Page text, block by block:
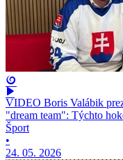
VIDEO Boris Valábik
"dream team": Týchto
Šport
•
24. 05. 2026